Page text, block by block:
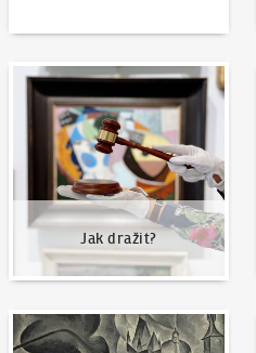
Jak dražit?
Jak dražit?
Naše nejvyšší prodeje